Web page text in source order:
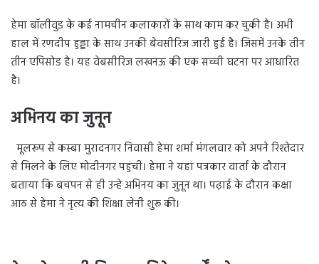
हेमा बॉलीवुड के कई नामचीन कलाकारों के साथ काम कर चुकी है। अभी
हाल में रणदीप हुड्डा के साथ उनकी बेवसीरिज जारी हुई है। जिसमें उनके तीन
तीन एपिसोड है। यह वेबसीरिज लखनऊ की एक सच्ची घटना पर आधारित
है।
अभिनय का जुनून
मूलरूप से कस्बा मुरादनगर निवासी हेमा शर्मा मंगलवार को अपने रिश्तेदार
से मिलने के लिए मोदीनगर पहुंची। हेमा ने यहां पत्रकार वार्ता के दौरान
बताया कि बचपन से ही उन्हे अभिनय का जुनून था। पढ़ाई के दौरान कक्षा
आठ से हेमा ने नृत्य की शिक्षा लेनी शुरू की।